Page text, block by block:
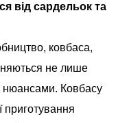
від сардельок та
ковбаса,
не лише
Ковбасу
приготування